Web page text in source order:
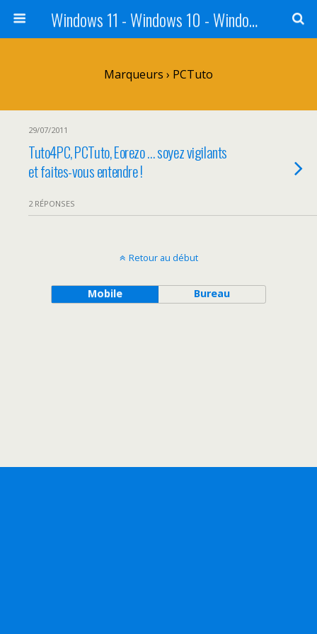
Windows 11 - Windows 10 - Windows 8 - Windows 7 - VISTA
Marqueurs › PCTuto
29/07/2011
Tuto4PC, PCTuto, Eorezo … soyez vigilants
et faites-vous entendre !
2 RÉPONSES
Retour au début
Mobile Bureau